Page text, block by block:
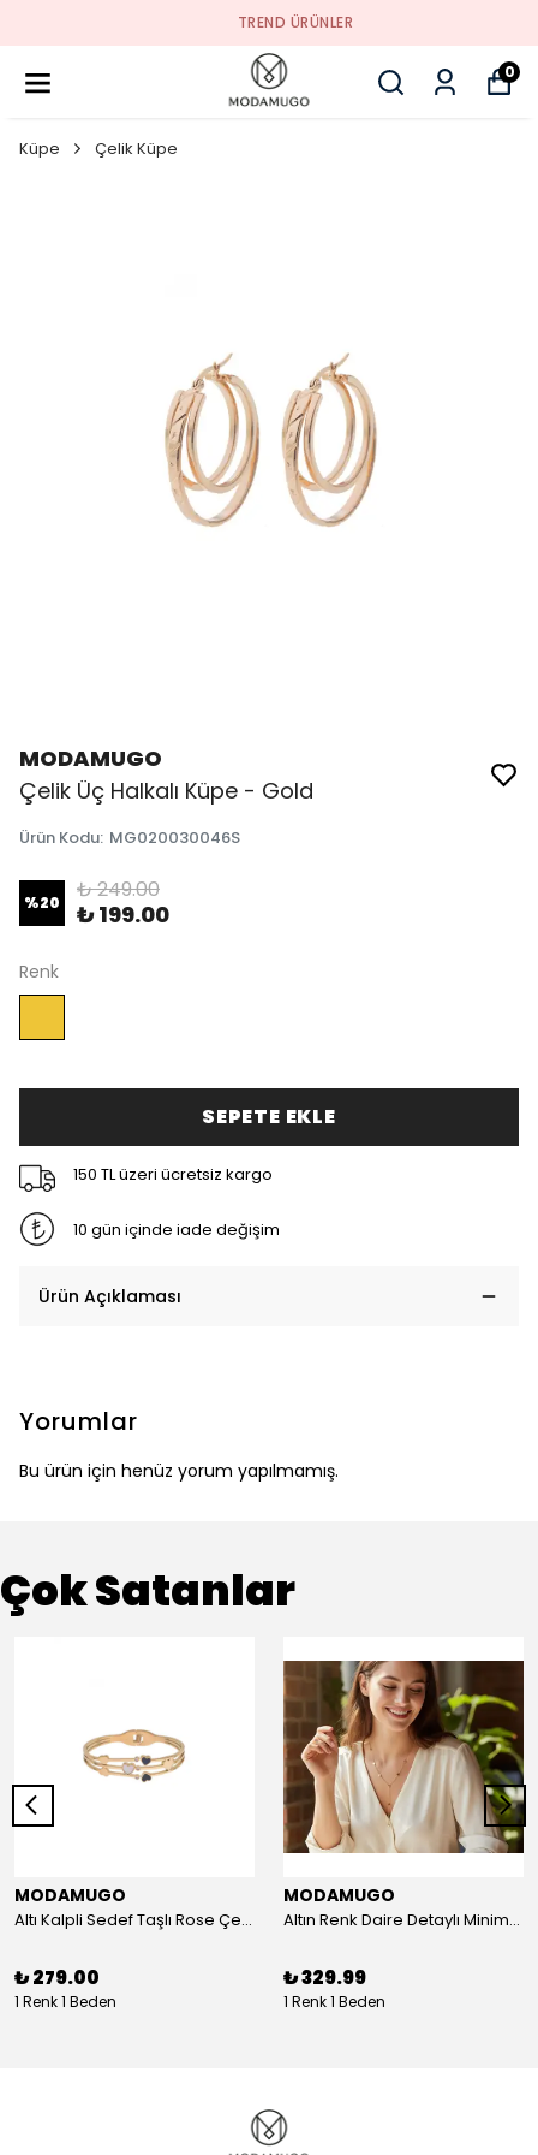
TREND ÜRÜNLER
0
Küpe Çelik Küpe
MODAMUGO
Çelik Üç Halkalı Küpe - Gold
Ürün Kodu: MG020030046S
%20 ₺ 249.00
₺ 199.00
Renk
SEPETE EKLE
150 TL üzeri ücretsiz kargo
10 gün içinde iade değişim
Ürün Açıklaması
Yorumlar
Bu ürün için henüz yorum yapılmamış.
Çok Satanlar
MODAMUGO
Altı Kalpli Sedef Taşlı Rose Çelik Kelepçe Bileklik
₺ 279.00
1 Renk 1 Beden
MODAMUGO
Altın Renk Daire Detaylı Minimal Y Çelik Kolye
₺ 329.99
1 Renk 1 Beden